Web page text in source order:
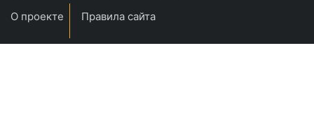
О проекте
Правила сайта